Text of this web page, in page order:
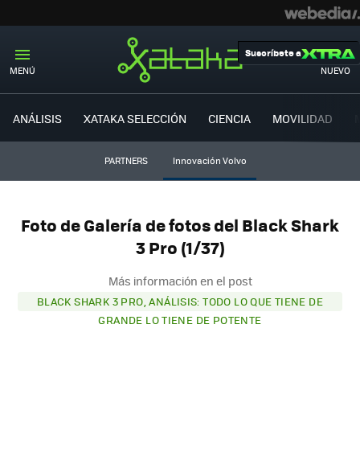
MENÚ NUEVO
Suscríbete a
ANÁLISIS XATAKA SELECCIÓN CIENCIA MOVILIDAD
PARTNERS Innovación Volvo
Foto de Galería de fotos del Black Shark
3 Pro (1/37)
Más información en el post
BLACK SHARK 3 PRO, ANÁLISIS: TODO LO QUE TIENE DE
GRANDE LO TIENE DE POTENTE